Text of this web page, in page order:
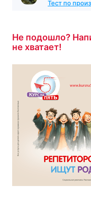
человека
Не подошло?
не хватает!